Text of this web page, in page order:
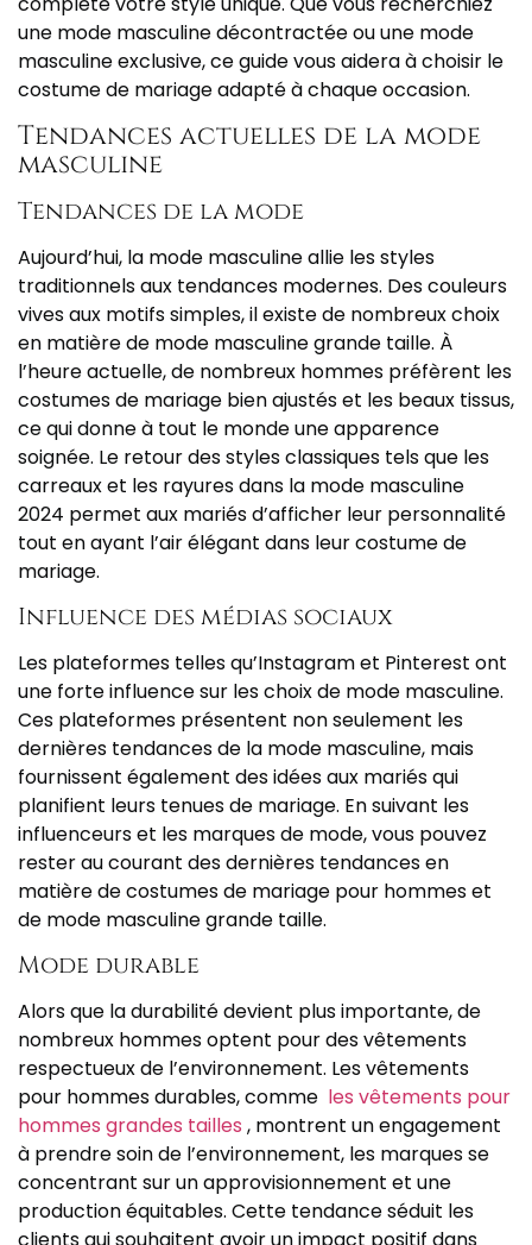
une mode masculine décontractée ou une mode
masculine exclusive, ce guide vous aidera à choisir le
costume de mariage adapté à chaque occasion.
Tendances actuelles de la mode
masculine
Tendances de la mode
Aujourd’hui, la mode masculine allie les styles
traditionnels aux tendances modernes. Des couleurs
vives aux motifs simples, il existe de nombreux choix
en matière de mode masculine grande taille. À
l’heure actuelle, de nombreux hommes préfèrent les
costumes de mariage bien ajustés et les beaux tissus,
ce qui donne à tout le monde une apparence
soignée. Le retour des styles classiques tels que les
carreaux et les rayures dans la mode masculine
2024 permet aux mariés d’afficher leur personnalité
tout en ayant l’air élégant dans leur costume de
mariage.
Influence des médias sociaux
Les plateformes telles qu’Instagram et Pinterest ont
une forte influence sur les choix de mode masculine.
Ces plateformes présentent non seulement les
dernières tendances de la mode masculine, mais
fournissent également des idées aux mariés qui
planifient leurs tenues de mariage. En suivant les
influenceurs et les marques de mode, vous pouvez
rester au courant des dernières tendances en
matière de costumes de mariage pour hommes et
de mode masculine grande taille.
Mode durable
Alors que la durabilité devient plus importante, de
nombreux hommes optent pour des vêtements
respectueux de l’environnement. Les vêtements
pour hommes durables, comme les vêtements pour
hommes grandes tailles , montrent un engagement
à prendre soin de l’environnement, les marques se
concentrant sur un approvisionnement et une
production équitables. Cette tendance séduit les